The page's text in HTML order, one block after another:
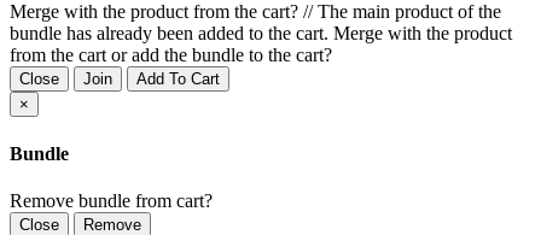
Merge with the product from the cart? //The main product of the
bundle has already been added to the cart. Merge with the product
from the cart or add the bundle to the cart?
Close Join
Add To Cart
×
Bundle
Remove bundle from cart?
Close Remove